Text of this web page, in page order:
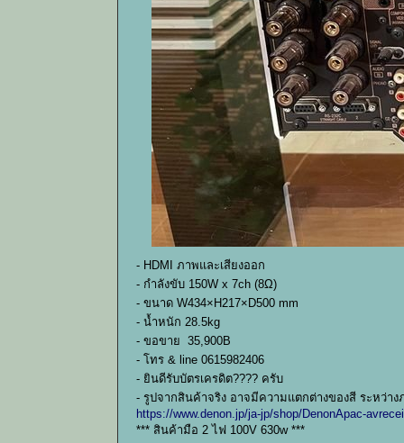
- HDMI ภาพและเสียงออก
- กำลังขับ 150W x 7ch (8Ω)
- ขนาด W434×H217×D500 mm
- น้ำหนัก 28.5kg
- ขอขาย 35,900B
- โทร & line 0615982406
- ยินดีรับบัตรเครดิต???? ครับ
- รูปจากสินค้าจริง อาจมีความแตกต่างของสี ระหว่า
https://www.denon.jp/ja-jp/shop/DenonApac-
*** สินค้ามือ 2 ไฟ 100V 630w ***